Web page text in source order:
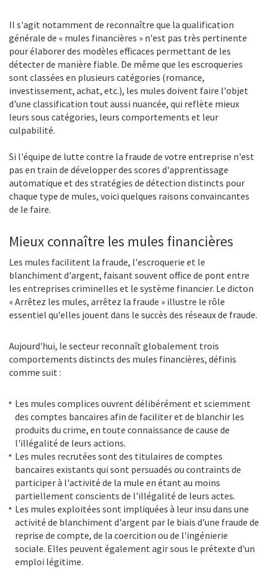
Il s'agit notamment de reconnaître que la qualification
générale de « mules financières » n'est pas très pertinente
pour élaborer des modèles efficaces permettant de les
détecter de manière fiable. De même que les escroqueries
sont classées en plusieurs catégories (romance,
investissement, achat, etc.), les mules doivent faire l'objet
d'une classification tout aussi nuancée, qui reflète mieux
leurs sous catégories, leurs comportements et leur
culpabilité.
Si l'équipe de lutte contre la fraude de votre entreprise n'est
pas en train de développer des scores d'apprentissage
automatique et des stratégies de détection distincts pour
chaque type de mules, voici quelques raisons convaincantes
de le faire.
Mieux connaître les mules financières
Les mules facilitent la fraude, l'escroquerie et le
blanchiment d'argent, faisant souvent office de pont entre
les entreprises criminelles et le système financier. Le dicton
« Arrêtez les mules, arrêtez la fraude » illustre le rôle
essentiel qu'elles jouent dans le succès des réseaux de fraude.
Aujourd'hui, le secteur reconnaît globalement trois
comportements distincts des mules financières, définis
comme suit :
Les mules complices ouvrent délibérément et sciemment
des comptes bancaires afin de faciliter et de blanchir les
produits du crime, en toute connaissance de cause de
l'illégalité de leurs actions.
Les mules recrutées sont des titulaires de comptes
bancaires existants qui sont persuadés ou contraints de
participer à l'activité de la mule en étant au moins
partiellement conscients de l'illégalité de leurs actes.
Les mules exploitées sont impliquées à leur insu dans une
activité de blanchiment d'argent par le biais d'une fraude de
reprise de compte, de la coercition ou de l'ingénierie
sociale. Elles peuvent également agir sous le prétexte d'un
emploi légitime.